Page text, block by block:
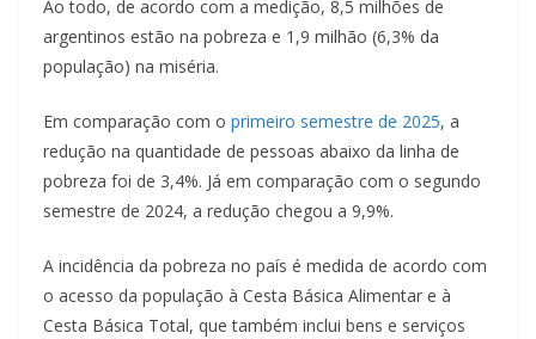
Ao todo, de acordo com a medição, 8,5 milhões de
argentinos estão na pobreza e 1,9 milhão (6,3% da
população) na miséria.
Em comparação com o primeiro semestre de 2025, a
redução na quantidade de pessoas abaixo da linha de
pobreza foi de 3,4%. Já em comparação com o segundo
semestre de 2024, a redução chegou a 9,9%.
A incidência da pobreza no país é medida de acordo com
o acesso da população à Cesta Básica Alimentar e à
Cesta Básica Total, que também inclui bens e serviços